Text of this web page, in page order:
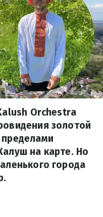
Orchestra
золотой
на карте. Но
города